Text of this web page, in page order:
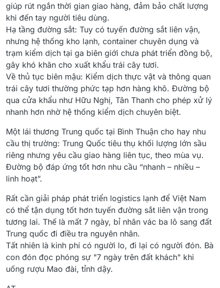
giúp rút ngắn thời gian giao hàng, đảm bảo chất lượng
khi đến tay người tiêu dùng.
Hạ tầng đường sắt: Tuy có tuyến đường sắt liên vận,
nhưng hệ thống kho lạnh, container chuyên dụng và
trạm kiểm dịch tại ga biên giới chưa phát triển đồng bộ,
gây khó khăn cho xuất khẩu trái cây tươi.
Về thủ tục biên mậu: Kiểm dịch thực vật và thông quan
trái cây tươi thường phức tạp hơn hàng khô. Đường bộ
qua cửa khẩu như Hữu Nghị, Tân Thanh cho phép xử lý
nhanh hơn nhờ hệ thống kiểm dịch chuyên biệt.
Một lái thương Trung quốc tại Bình Thuận cho hay nhu
cầu thị trường: Trung Quốc tiêu thụ khối lượng lớn sầu
riêng nhưng yêu cầu giao hàng liên tục, theo mùa vụ.
Đường bộ đáp ứng tốt hơn nhu cầu “nhanh – nhiều –
linh hoạt”.
Rất cần giải pháp phát triển logistics lạnh để Việt Nam
có thể tận dụng tốt hơn tuyến đường sắt liên vận trong
tương lai. Thế là mất 7 ngày, bỉ nhân vác ba lô sang đất
Trung quốc đi điều tra nguyên nhân.
Tất nhiên là kinh phí có người lo, đi lại có người đón. Bà
con đón đọc phóng sự "7 ngày trên đất khách" khi
uống rượu Mao đài, tỉnh dậy.